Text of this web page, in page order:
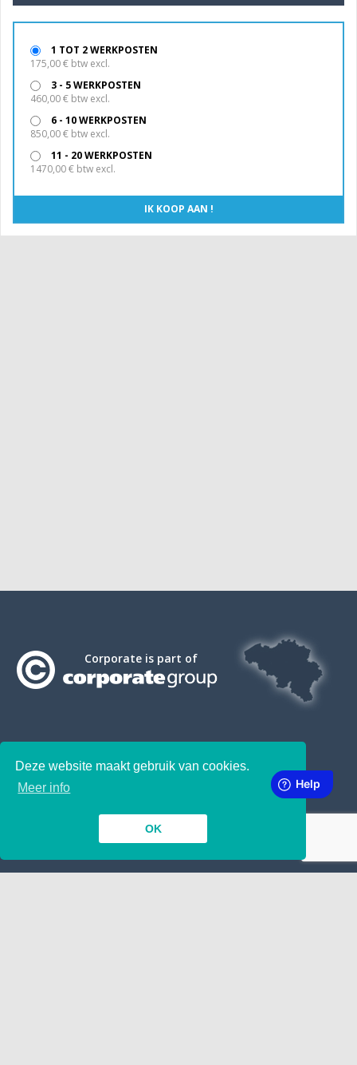
Deze website maakt gebruik van cookies.
Meer info
OK
1 TOT 2 WERKPOSTEN
175,00 € btw excl.
3 - 5 WERKPOSTEN
460,00 € btw excl.
6 - 10 WERKPOSTEN
850,00 € btw excl.
11 - 20 WERKPOSTEN
1470,00 € btw excl.
Corporate is part of
SUBSCRIBE TO OUR NEWSLETTER